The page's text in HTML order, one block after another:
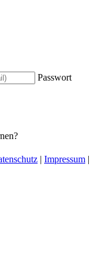
Passwort
| Impressum |